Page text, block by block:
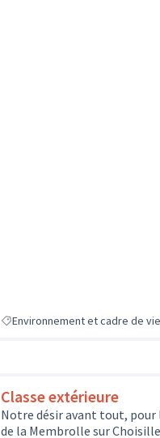
Environnement et cadre de vie
Classe extérieure
Notre désir avant tout,
de la Membrolle sur